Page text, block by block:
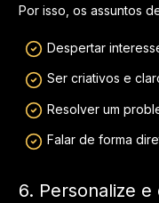
Por isso, os assuntos
Despertar
Ser criativos e
Resolver um
Falar de forma
6. Personalize